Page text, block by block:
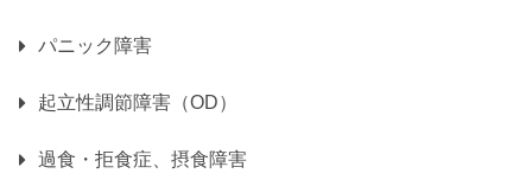
パニック障害
起立性調節障害（OD）
過食・拒食症、摂食障害